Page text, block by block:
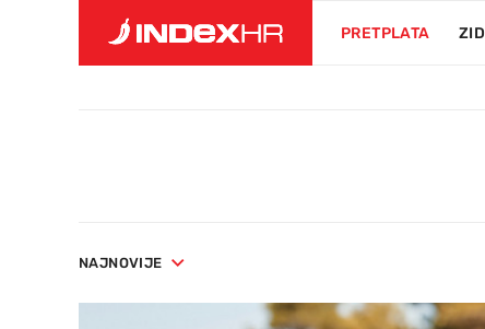
PRETPLATA ZID
NAJNOVIJE